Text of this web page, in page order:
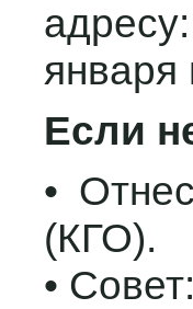
января
Если
•
(КГО).
•